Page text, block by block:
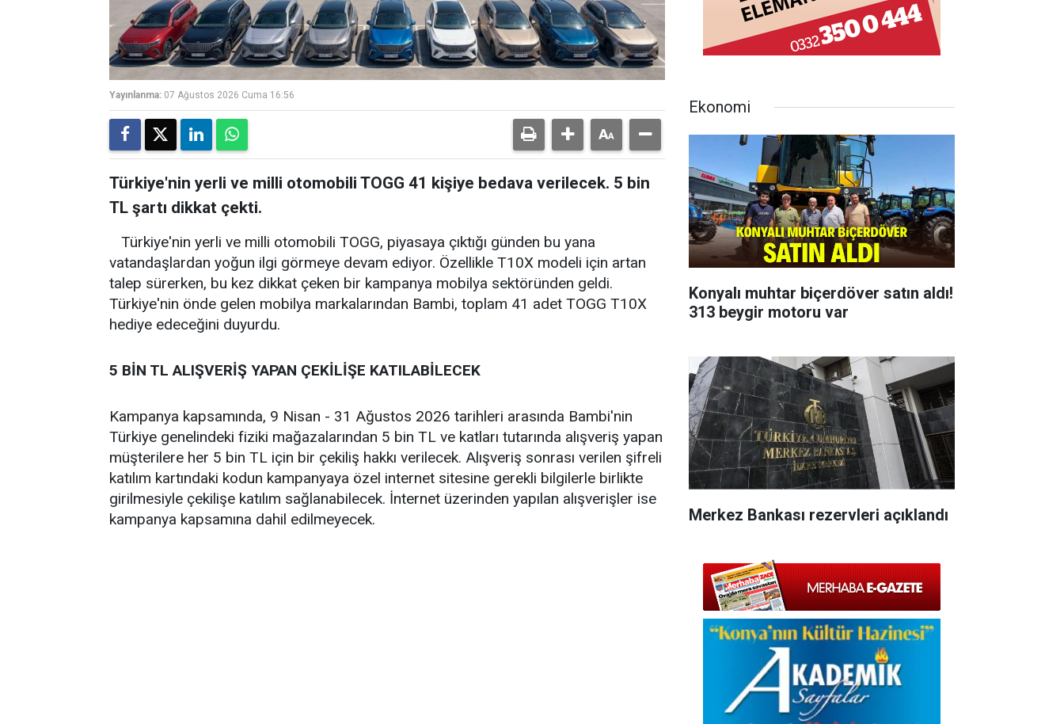
Yayınlanma: 07 Ağustos 2026 Cuma 16:56
Türkiye'nin yerli ve milli otomobili TOGG 41 kişiye bedava verilecek. 5 bin
TL şartı dikkat çekti.
Türkiye'nin yerli ve milli otomobili TOGG, piyasaya çıktığı günden bu yana
vatandaşlardan yoğun ilgi görmeye devam ediyor. Özellikle T10X modeli için artan
talep sürerken, bu kez dikkat çeken bir kampanya mobilya sektöründen geldi.
Türkiye'nin önde gelen mobilya markalarından Bambi, toplam 41 adet TOGG T10X
hediye edeceğini duyurdu.
5 BİN TL ALIŞVERİŞ YAPAN ÇEKİLİŞE KATILABİLECEK
Kampanya kapsamında, 9 Nisan - 31 Ağustos 2026 tarihleri arasında Bambi'nin
Türkiye genelindeki fiziki mağazalarından 5 bin TL ve katları tutarında alışveriş yapan
müşterilere her 5 bin TL için bir çekiliş hakkı verilecek. Alışveriş sonrası verilen şifreli
katılım kartındaki kodun kampanyaya özel internet sitesine gerekli bilgilerle birlikte
girilmesiyle çekilişe katılım sağlanabilecek. İnternet üzerinden yapılan alışverişler ise
kampanya kapsamına dahil edilmeyecek.
Ekonomi
Konyalı muhtar biçerdöver satın aldı!
313 beygir motoru var
Merkez Bankası rezervleri açıklandı